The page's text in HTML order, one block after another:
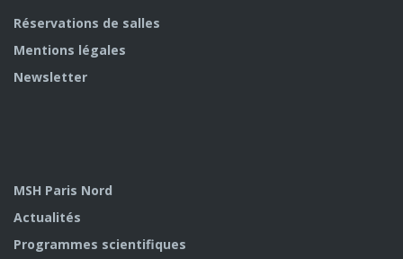
Réservations de salles
Mentions légales
Newsletter
MSH Paris Nord
Actualités
Programmes scientifiques